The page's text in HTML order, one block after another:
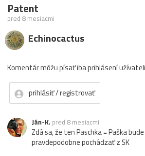
Patent
pred 8 mesiacmi
Echinocactus
Komentár môžu písať iba prihlásení
prihlásiť / registrovať
Ján-K. pred 8 mesiacmi
Zdá sa, že ten Paschka = Paška
pravdepodobne pochádzať z SK